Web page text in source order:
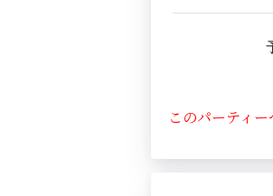
このパーティ